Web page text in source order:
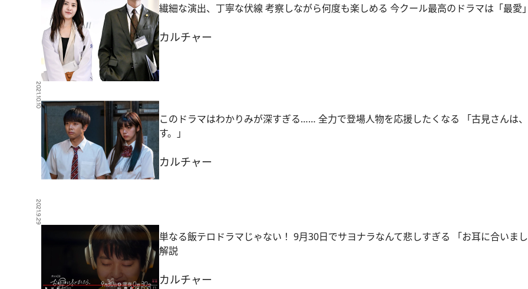
繊細な演出、丁寧な伏線 考察しながら何度も楽しめる 今クール最高のドラマは「最愛
カルチャー
2021.10.10
このドラマはわかりみが深すぎる…… 全力で登場人物を応援したくなる 「古見さんは
す。」
カルチャー
2021.9.29
単なる飯テロドラマじゃない！ 9月30日でサヨナラなんて悲しすぎる 「お耳に合いま
解説
カルチャー